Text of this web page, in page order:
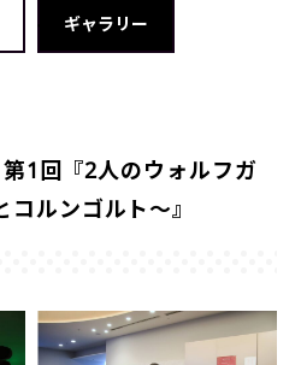
ギャラリー
1回『2人のウォルフガ
ルンゴルト～』